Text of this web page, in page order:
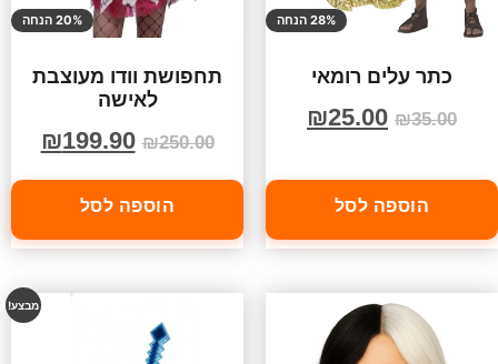
28% הנחה
כתר עלים רומאי
₪35.00
₪25.00
הוספה לסל
20% הנחה
תחפושת וודו מעוצבת
לאישה
₪250.00
₪199.90
הוספה לסל
מבצע!